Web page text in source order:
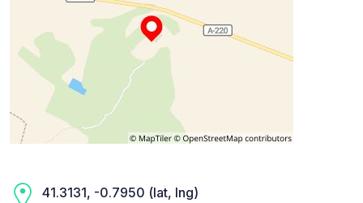
41.3131, -0.7950 (lat, lng)